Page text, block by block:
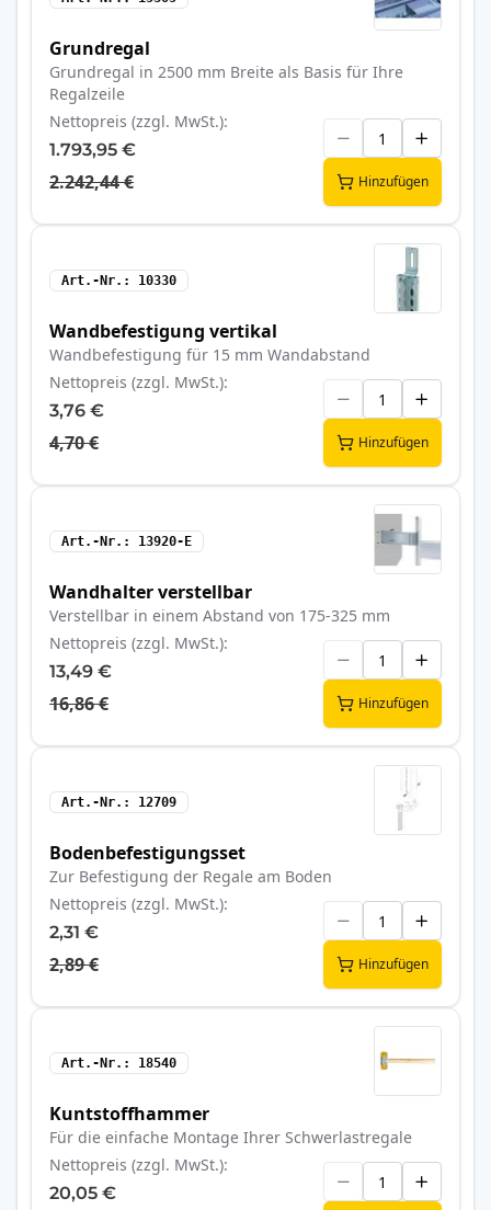
Grundregal
Grundregal in 2500 mm Breite als Basis für Ihre
Regalzeile
Nettopreis (zzgl. MwSt.)
1.793,95 €
2.242,44 € Hinzufügen
Art.-Nr. 10330
Wandbefestigung vertikal
Wandbefestigung für 15 mm Wandabstand
Nettopreis (zzgl. MwSt.)
3,76 €
4,70 € Hinzufügen
Art.-Nr. 13920-E
Wandhalter verstellbar
Verstellbar in einem Abstand von 175-325 mm
Nettopreis (zzgl. MwSt.)
13,49 €
16,86 € Hinzufügen
Art.-Nr. 12709
Bodenbefestigungsset
Zur Befestigung der Regale am Boden
Nettopreis (zzgl. MwSt.)
2,31 €
2,89 € Hinzufügen
Art.-Nr. 18540
Kuntstoffhammer
Für die einfache Montage Ihrer Schwerlastregale
Nettopreis (zzgl. MwSt.)
20,05 €